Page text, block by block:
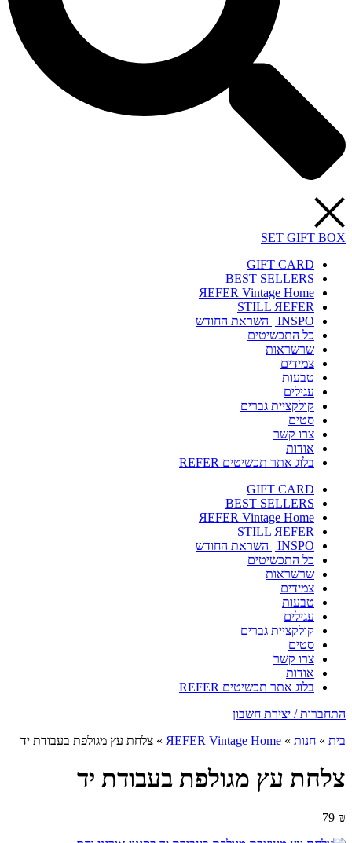
SET GIFT BOX
GIFT CARD
BEST SELLERS
ЯEFER Vintage Home
STILL ЯEFER
INSPO | השראת החודש
כל התכשיטים
שרשראות
צמידים
טבעות
עגילים
קולקציית גברים
סטים
צרו קשר
אודות
בלוג אתר תכשיטים REFER
GIFT CARD
BEST SELLERS
ЯEFER Vintage Home
STILL ЯEFER
INSPO | השראת החודש
כל התכשיטים
שרשראות
צמידים
טבעות
עגילים
קולקציית גברים
סטים
צרו קשר
אודות
בלוג אתר תכשיטים REFER
התחברות / יצירת חשבון
בית » חנות »
ЯEFER Vintage Home
» צלחת עץ מגולפת בעבודת יד
צלחת עץ מגולפת בעבודת יד
79 ₪